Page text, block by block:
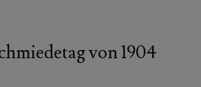
von 1904